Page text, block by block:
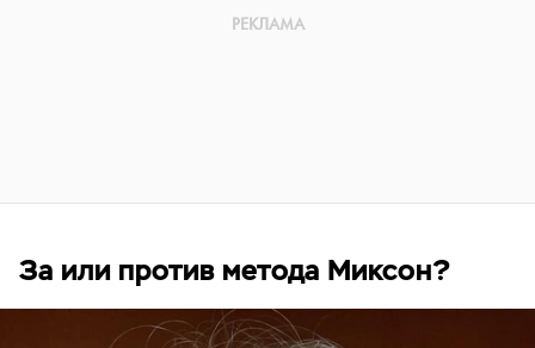
За или против метода Миксон?